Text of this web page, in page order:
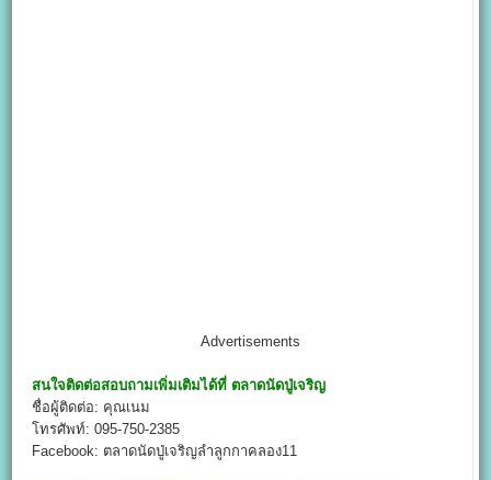
Advertisements
สนใจติดต่อสอบถามเพิ่มเติมได้ที่ ตลาดนัดปู่เจริญ
ชื่อผู้ติดต่อ: คุณเนม
โทรศัพท์: 095-750-2385
Facebook: ตลาดนัดปู่เจริญลำลูกกาคลอง11